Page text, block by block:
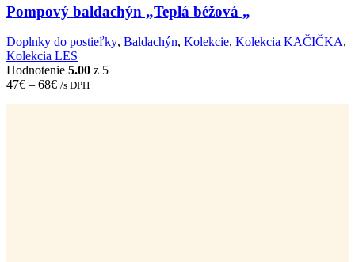
The
options
may
be
chosen
on
product
Pompový baldachýn „Teplá béžová „
Doplnky do postieľky, Baldachýn, Kolekcie, Kolekcia KAČIČKA,
Kolekcia LES
Hodnotenie 5.00 z 5
47€ – 68€ /s DPH